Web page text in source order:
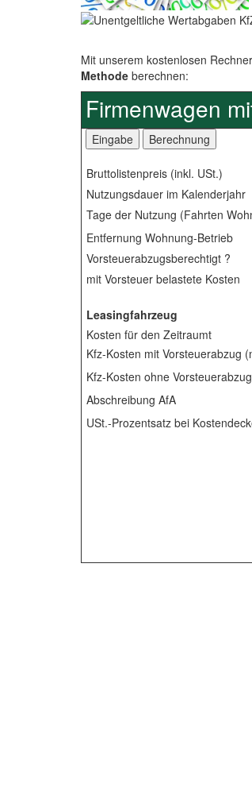
Mit unserem kostenlosen
Methode berechnen:
Firmenwagen
Bruttolistenpreis (inkl. USt.)
Nutzungsdauer im Kalenderjahr
Tage der Nutzung (Fahrten
Entfernung Wohnung-Betrieb
Vorsteuerabzugsberechtigt ?
mit Vorsteuer belastete Kosten
Leasingfahrzeug
Kosten für den Zeitraumt
Kfz-Kosten mit Vorsteuerabzug
Kfz-Kosten ohne Vorsteuerabzug
Abschreibung AfA
USt.-Prozentsatz bei